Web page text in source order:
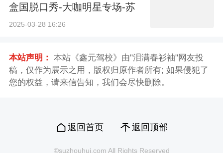
盒国脱口秀-大咖明星专场-苏
州站
2025-03-28 16:26
本站声明： 本站《鑫元驾校》由"泪满春衫袖"网友投
稿，仅作为展示之用，版权归原作者所有; 如果侵犯了
您的权益，请来信告知，我们会尽快删除。
返回首页 返回顶部
©suzhouhui.com All Rights Reserved